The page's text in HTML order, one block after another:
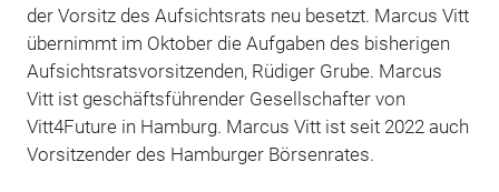
der Vorsitz des Aufsichtsrats neu besetzt. Marcus Vitt
übernimmt im Oktober die Aufgaben des bisherigen
Aufsichtsratsvorsitzenden, Rüdiger Grube. Marcus
Vitt ist geschäftsführender Gesellschafter von
Vitt4Future in Hamburg. Marcus Vitt ist seit 2022 auch
Vorsitzender des Hamburger Börsenrates.